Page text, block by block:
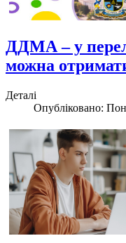
ДДМА – у
можна
Деталі
Опубліковано: